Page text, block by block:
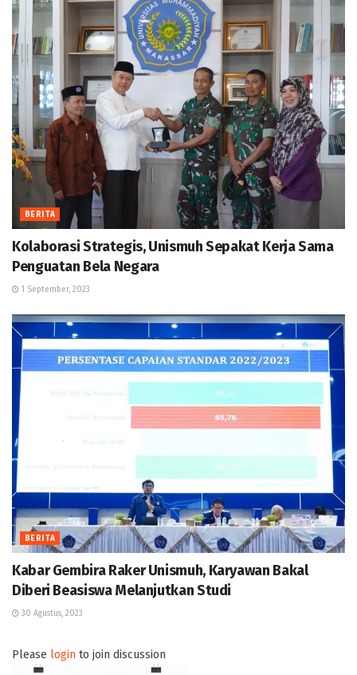
BERITA
Kolaborasi Strategis, Unismuh Sepakat Kerja Sama
Penguatan Bela Negara
1 September, 2023
BERITA
Kabar Gembira Raker Unismuh, Karyawan Bakal
Diberi Beasiswa Melanjutkan Studi
30 Agustus, 2023
Please login to join discussion